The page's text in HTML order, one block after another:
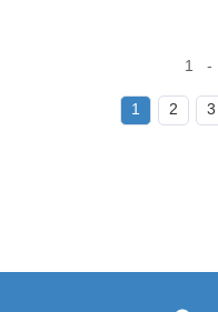
1 -
1 2 3